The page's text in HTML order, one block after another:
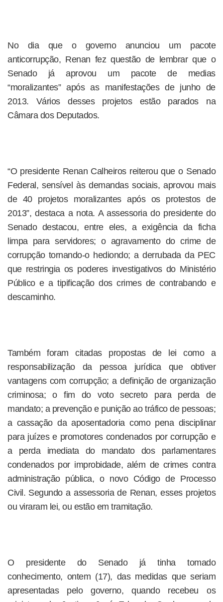
No dia que o governo anunciou um pacote
anticorrupção, Renan fez questão de lembrar que o
Senado já aprovou um pacote de medias
“moralizantes” após as manifestações de junho de
2013. Vários desses projetos estão parados na
Câmara dos Deputados.
“O presidente Renan Calheiros reiterou que o Senado
Federal, sensível às demandas sociais, aprovou mais
de 40 projetos moralizantes após os protestos de
2013”, destaca a nota. A assessoria do presidente do
Senado destacou, entre eles, a exigência da ficha
limpa para servidores; o agravamento do crime de
corrupção tornando-o hediondo; a derrubada da PEC
que restringia os poderes investigativos do Ministério
Público e a tipificação dos crimes de contrabando e
descaminho.
Também foram citadas propostas de lei como a
responsabilização da pessoa jurídica que obtiver
vantagens com corrupção; a definição de organização
criminosa; o fim do voto secreto para perda de
mandato; a prevenção e punição ao tráfico de pessoas;
a cassação da aposentadoria como pena disciplinar
para juízes e promotores condenados por corrupção e
a perda imediata do mandato dos parlamentares
condenados por improbidade, além de crimes contra
administração pública, o novo Código de Processo
Civil. Segundo a assessoria de Renan, esses projetos
ou viraram lei, ou estão em tramitação.
O presidente do Senado já tinha tomado
conhecimento, ontem (17), das medidas que seriam
apresentadas pelo governo, quando recebeu os